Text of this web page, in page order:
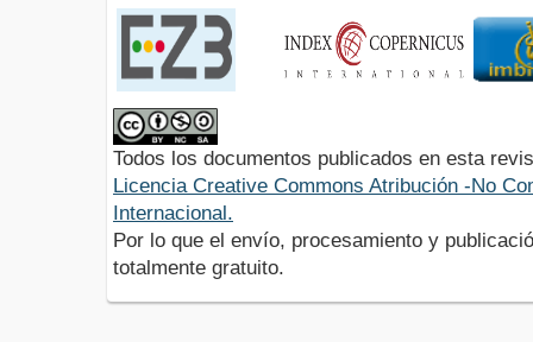
Todos los documentos publicados en esta
Licencia Creative Commons Atribución -No
Internacional.
Por lo que el envío, procesamiento y
totalmente gratuito.